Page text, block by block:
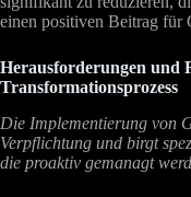
einen positiven Beitrag für
Herausforderungen und
Transformationsprozess
Die Implementierung von
Verpflichtung und birgt
die proaktiv gemanagt